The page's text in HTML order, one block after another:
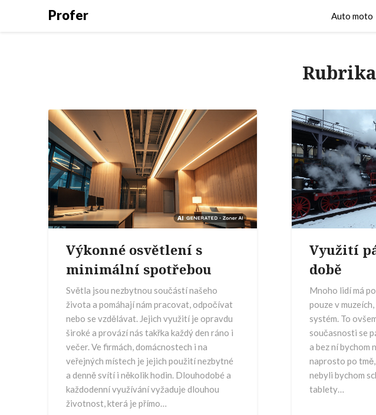
Profer Auto moto
Výkonné osvětlení s
minimální spotřebou
Světla jsou nezbytnou součástí našeho
života a pomáhají nám pracovat, odpočívat
nebo se vzdělávat. Jejich využití je opravdu
široké a provází nás takřka každý den ráno i
večer. Ve firmách, domácnostech i na
veřejných místech je jejich použití nezbytné
a denně svítí i několik hodin. Dlouhodobé a
každodenní využívání vyžaduje dlouhou
životnost, která je přímo…
Využití
době
Mnoho lidí má
pouze v
systém. To
současnosti se
a bez ní bychom
naprosto po
nebyli bychom
tablety…